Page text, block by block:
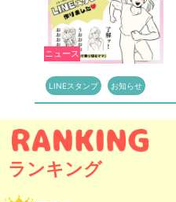
ニュース
LINEスタンプ お知らせ
ランキング